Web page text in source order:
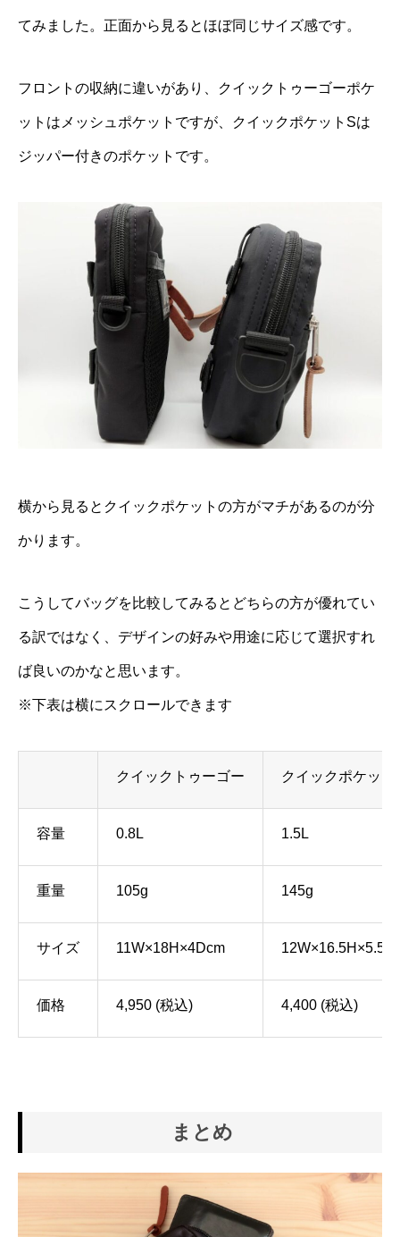
てみました。正面から見るとほぼ同じサイズ感です。
フロントの収納に違いがあり、クイックトゥーゴーポケ
ットはメッシュポケットですが、クイックポケットSは
ジッパー付きのポケットです。
横から見るとクイックポケットの方がマチがあるのが分
かります。
こうしてバッグを比較してみるとどちらの方が優れてい
る訳ではなく、デザインの好みや用途に応じて選択すれ
ば良いのかなと思います。
※下表は横にスクロールできます
クイックトゥーゴー クイックポケット
容量 0.8L 1.5L
重量 105g 145g
サイズ 11W×18H×4Dcm
価格 4,950 (税込) 4,400 (税込)
まとめ